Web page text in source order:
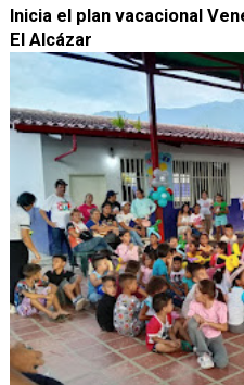
Inicia el plan vacacional
El Alcázar